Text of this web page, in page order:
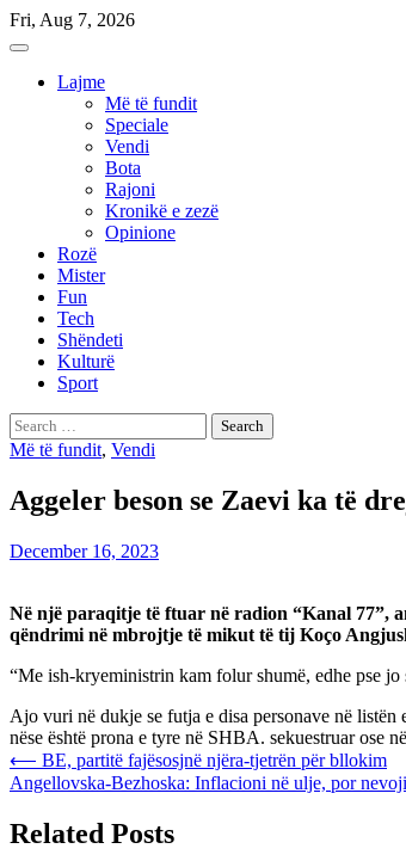
Skip
to
Fri, Aug 7, 2026
Lajme
Më të fundit
Speciale
Vendi
Bota
Rajoni
Kronikë e zezë
Opinione
Rozë
Mister
Fun
Tech
Shëndeti
Kulturë
Sport
Search
for:
Më të fundit, Vendi
Aggeler beson se Zaevi ka të
December 16, 2023
Në një paraqitje të ftuar në radion “Kanal 77”,
qëndrimi në mbrojtje të mikut të tij Koço
“Me ish-kryeministrin kam folur shumë, edhe pse
Ajo vuri në dukje se futja e disa personave në
nëse është prona e tyre në SHBA. sekuestruar ose
Post
navigation
⟵ BE, partitë fajësosjnë njëra-tjetrën për bllokim
Angellovska-Bezhoska: Inflacioni në ulje, por
Related Posts